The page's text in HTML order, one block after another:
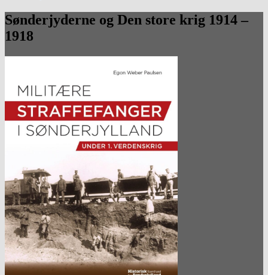
Sønderjyderne og Den store krig 1914 –
1918